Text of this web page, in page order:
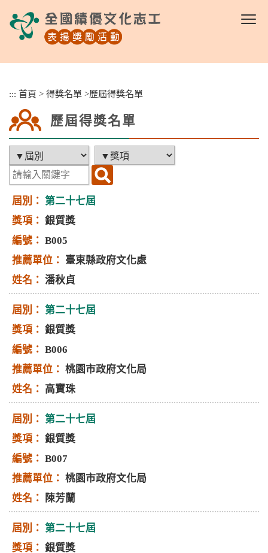
::: 首頁 > 得獎名單 >歷屆得獎名單
歷屆得獎名單
第二十七屆
銀質獎
B005
臺東縣政府文化處
潘秋貞
第二十七屆
銀質獎
B006
桃園市政府文化局
高寶珠
第二十七屆
銀質獎
B007
桃園市政府文化局
陳芳蘭
第二十七屆
銀質獎